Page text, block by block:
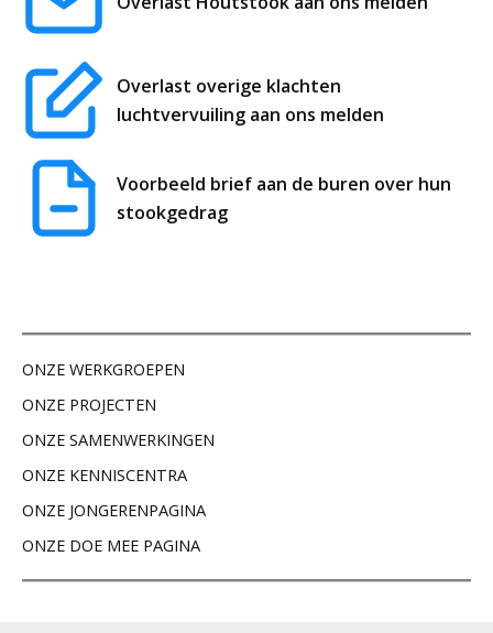
Overlast overige klachten
luchtvervuiling aan ons melden
Voorbeeld brief aan de buren over hun
stookgedrag
ONZE WERKGROEPEN
ONZE PROJECTEN
ONZE SAMENWERKINGEN
ONZE KENNISCENTRA
ONZE JONGERENPAGINA
ONZE DOE MEE PAGINA